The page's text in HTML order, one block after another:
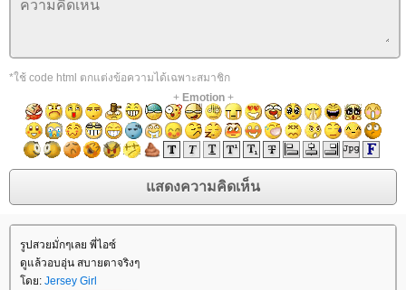
*ใช้ code html ตกแต่งข้อความได้เฉพาะสมาชิก
+ Emotion+
รูปสวยมั่กๆเลย พี่ไอซ์
ดูแล้วอบอุ่น สบายตาจริงๆ
ดย: Jersey Girl